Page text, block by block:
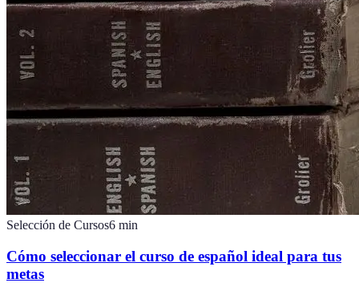
Selección de Cursos6 min
Cómo seleccionar el curso de español ideal para tus
metas